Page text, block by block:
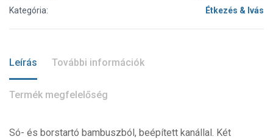
Kategória:
Étkezés & Ivás
Leírás További információk
Termék megfelelőség
Só- és borstartó bambuszból, beépített kanállal. Két